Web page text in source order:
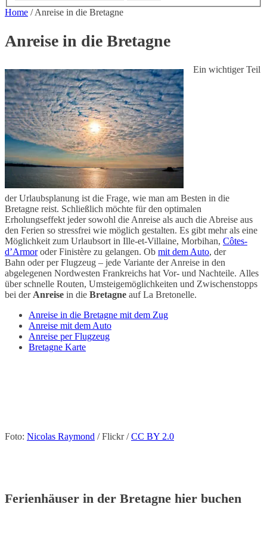
Home /Anreise in die Bretagne
Anreise in die Bretagne
Ein wichtiger Teil
der Urlaubsplanung ist die Frage, wie man am Besten in die
Bretagne reist. Schließlich möchte für den optimalen
Erholungseffekt jeder sowohl die Anreise als auch die Abreise aus
den Ferien so stressfrei wie möglich gestalten. Es gibt mehr als eine
Möglichkeit zum Urlaubsort in Ille-et-Villaine, Morbihan, Côtes-
d’Armoroder Finistère zu gelangen. Ob mit dem Auto, der
Bahn oder per Flugzeug – jede Variante der Anreise in den
abgelegenen Nordwesten Frankreichs hat Vor- und Nachteile. Alles
über schnelle Routen, Umsteigemöglichkeiten und Zwischenstopps
bei der Anreise in die Bretagne auf La Bretonelle.
Anreise in die Bretagne mit dem Zug
Anreise mit dem Auto
Anreise per Flugzeug
Bretagne Karte
Foto: Nicolas Raymond / Flickr /CC BY 2.0
Ferienhäuser in der Bretagne hier buchen